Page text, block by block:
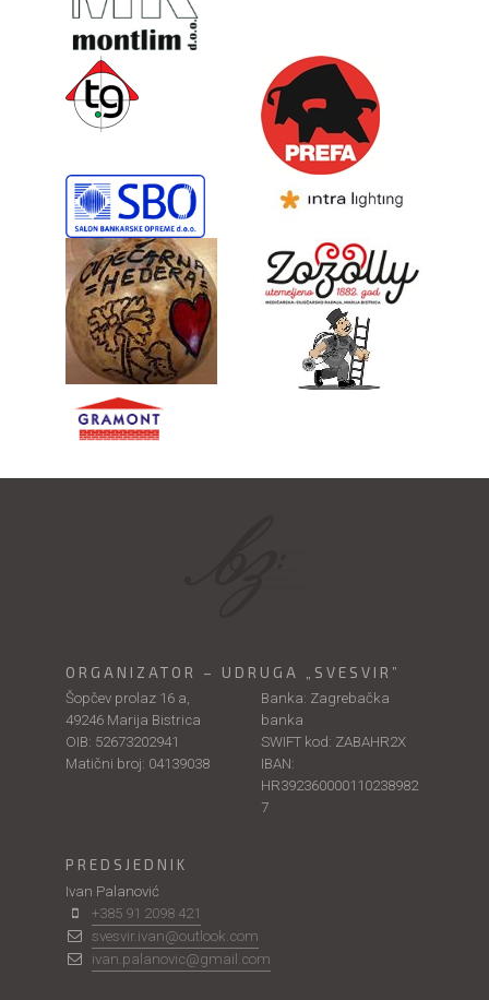
ORGANIZATOR – UDRUGA „SVESVIR”
Šopčev prolaz 16 a,
49246 Marija Bistrica
OIB: 52673202941
Matični broj: 04139038
Banka: Zagrebačka
banka
SWIFT kod: ZABAHR2X
IBAN:
HR392360000110238982
7
PREDSJEDNIK
Ivan Palanović
+385 91 2098 421
svesvir.ivan@outlook.com
ivan.palanovic@gmail.com